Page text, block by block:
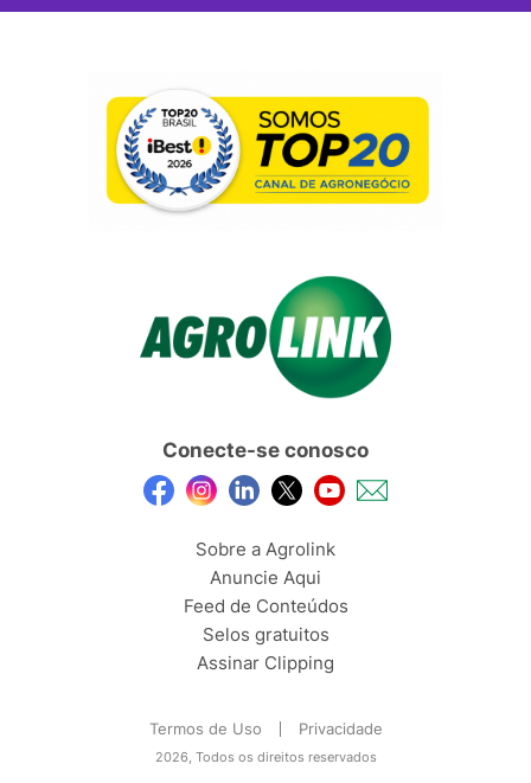
Conecte-se conosco
Sobre a Agrolink
Anuncie Aqui
Feed de Conteúdos
Selos gratuitos
Assinar Clipping
Termos de Uso Privacidade
2026, Todos os direitos reservados